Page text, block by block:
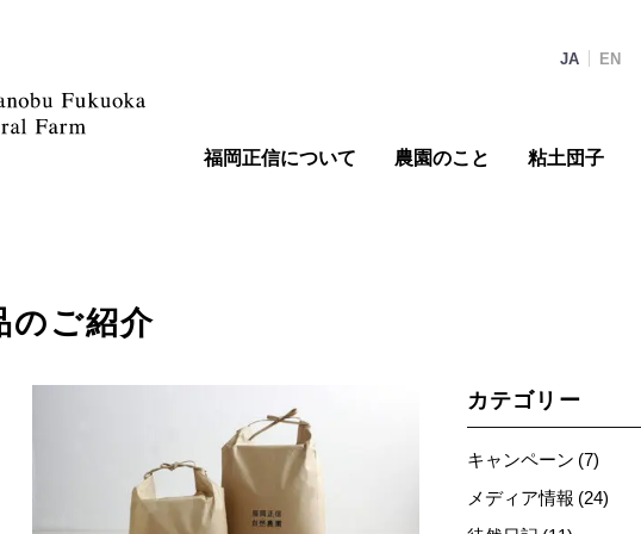
JA EN
福岡正信について 農園のこと 粘土団子
のご紹介
カテゴリー
キャンペーン (7)
メディア情報 (24)